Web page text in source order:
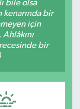
bile olsa
kenarında bir
için
bir